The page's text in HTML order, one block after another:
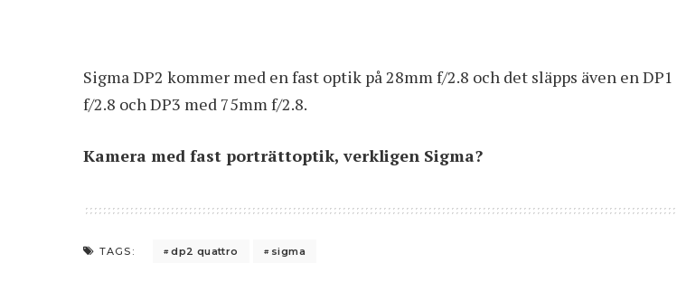
Sigma DP2 kommer med en fast optik på 28mm f/2.8 och det släpps även en
f/2.8 och DP3 med 75mm f/2.8.
Kamera med fast porträttoptik, verkligen Sigma?
TAGS: dp2 quattro sigma